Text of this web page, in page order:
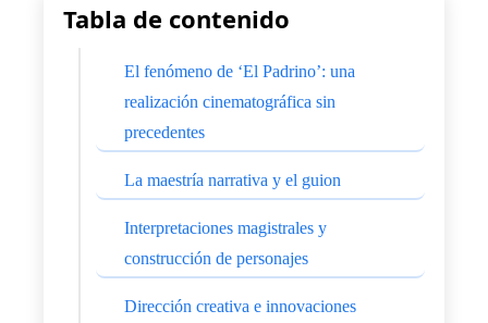
Tabla de contenido
El fenómeno de ‘El Padrino’: una
realización cinematográfica sin
precedentes
La maestría narrativa y el guion
Interpretaciones magistrales y
construcción de personajes
Dirección creativa e innovaciones